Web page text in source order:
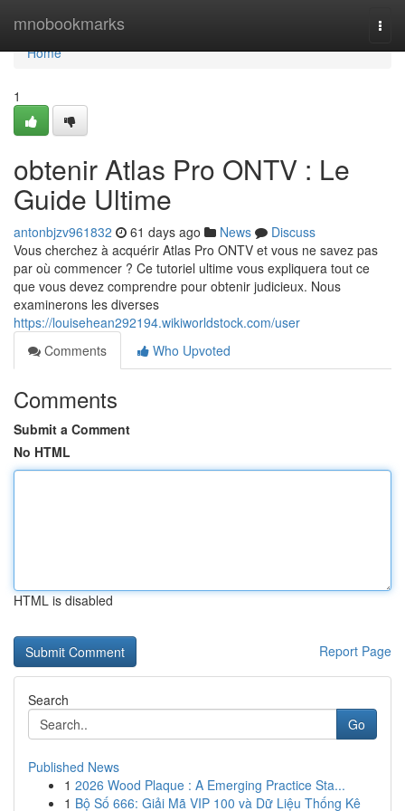
mnobookmarks
Home
Home
1
obtenir Atlas Pro ONTV : Le
Guide Ultime
antonbjzv961832 61 days ago News
Discuss
Vous cherchez à acquérir Atlas Pro ONTV et vous ne savez pas
par où commencer ? Ce tutoriel ultime vous expliquera tout ce
que vous devez comprendre pour obtenir judicieux. Nous
examinerons les diverses
https://louisehean292194.wikiworldstock.com/user
Comments
Who Upvoted
Comments
Submit a Comment
No HTML
HTML is disabled
Report Page
Search
Go
Published News
1 2026 Wood Plaque : A Emerging Practice Sta...
1 Bộ Số 666: Giải Mã VIP 100 và Dữ Liệu Thống Kê